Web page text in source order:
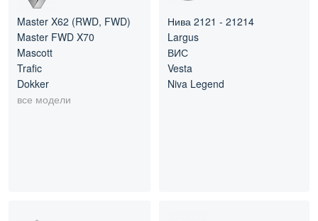
Master X62 (RWD, FWD)
Master FWD X70
Mascott
Trafic
Dokker
все модели
Нива 2121 - 21214
Largus
ВИС
Vesta
Niva Legend